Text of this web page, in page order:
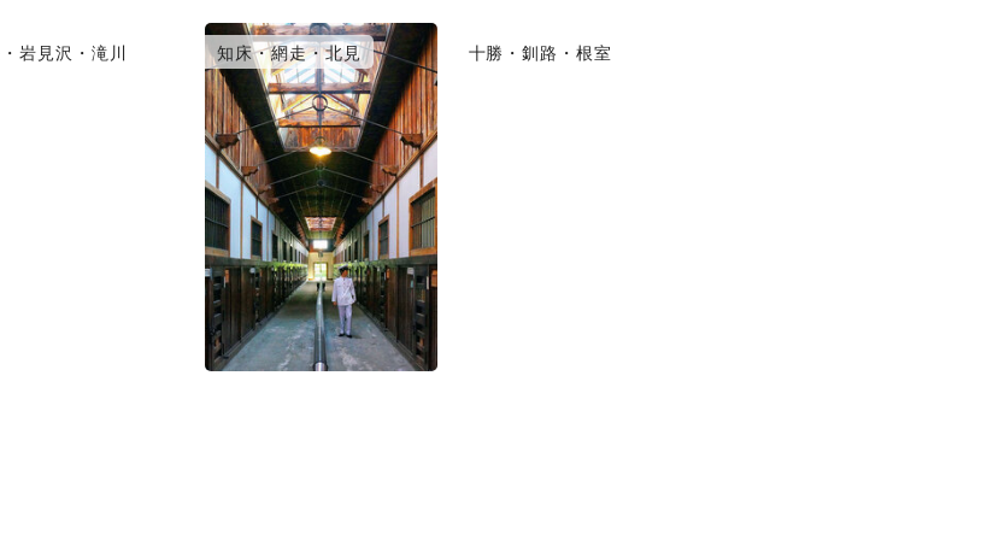
岩見沢・滝川 知床・網走・北見 十勝・釧路・根室